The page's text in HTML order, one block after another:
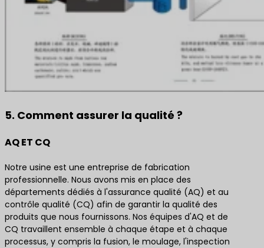
5. Comment assurer la qualité ?
AQ ET CQ
Notre usine est une entreprise de fabrication
professionnelle. Nous avons mis en place des
départements dédiés à l'assurance qualité (AQ) et au
contrôle qualité (CQ) afin de garantir la qualité des
produits que nous fournissons. Nos équipes d'AQ et de
CQ travaillent ensemble à chaque étape et à chaque
processus, y compris la fusion, le moulage, l'inspection